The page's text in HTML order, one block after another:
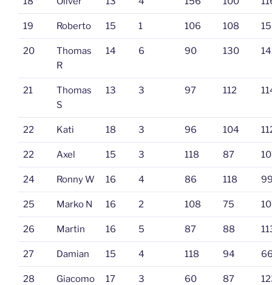
19 Roberto 15 1 106 108
20
Thomas
R
14 6 90 130
21
Thomas
S
13 3 97 112
22 Kati 18 3 96 104
22 Axel 15 3 118 87
24 Ronny W 16 4 86 118
25 Marko N 16 2 108 75
26 Martin 16 5 87 88
27 Damian 15 4 118 94
28 Giacomo 17 3 60 87